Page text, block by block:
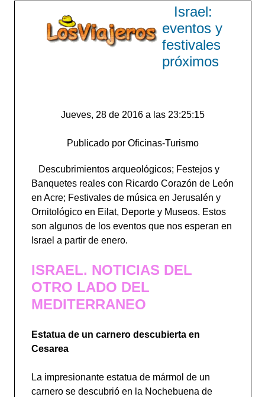
Israel:
eventos y
festivales
próximos
Jueves, 28 de 2016 a las 23:25:15
Publicado por Oficinas-Turismo
Descubrimientos arqueológicos; Festejos y
Banquetes reales con Ricardo Corazón de León
en Acre; Festivales de música en Jerusalén y
Ornitológico en Eilat, Deporte y Museos. Estos
son algunos de los eventos que nos esperan en
Israel a partir de enero.
ISRAEL. NOTICIAS DEL
OTRO LADO DEL
MEDITERRANEO
Estatua de un carnero descubierta en
Cesarea
La impresionante estatua de mármol de un
carnero se descubrió en la Nochebuena de